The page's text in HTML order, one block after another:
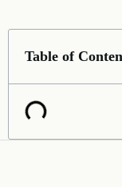
Table of